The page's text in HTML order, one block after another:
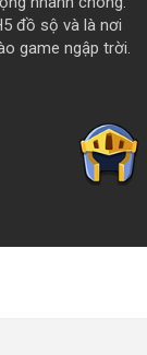
đồ sộ và là nơi
game ngập trời.